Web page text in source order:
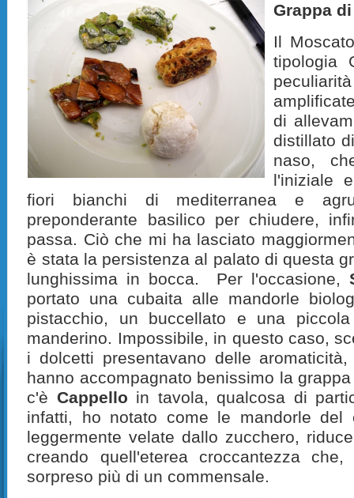
Grappa
Il
tipologia
di
distillato
naso,
l'iniziale
fiori bianchi di mediterranea e
preponderante basilico per chiudere,
passa. Ciò che mi ha lasciato
è stata la persistenza al palato di questa
lunghissima in bocca. Per l'occasione,
portato una cubaita alle mandorle
pistacchio, un buccellato e una
manderino. Impossibile, in questo caso,
i dolcetti presentavano delle
hanno accompagnato benissimo la
c'è Cappello in tavola, qualcosa di
infatti, ho notato come le mandorle del
leggermente velate dallo zucchero,
creando quell'eterea croccantezza
sorpreso più di un commensale.